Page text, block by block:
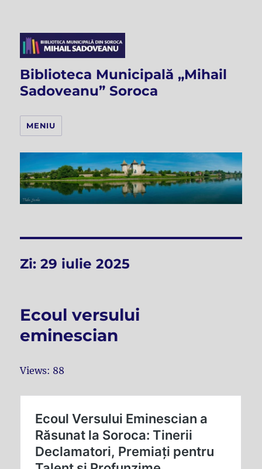
Biblioteca Municipală „Mihail
Sadoveanu” Soroca
MENIU
Zi:29 iulie 2025
Ecoul versului
eminescian
Views: 88